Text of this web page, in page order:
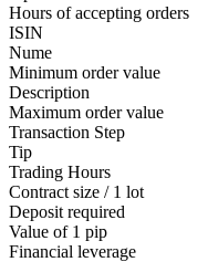
Hours of accepting orders
ISIN
Nume
Minimum order value
Description
Maximum order value
Transaction Step
Tip
Trading Hours
Contract size / 1 lot
Deposit required
Value of 1 pip
Financial leverage